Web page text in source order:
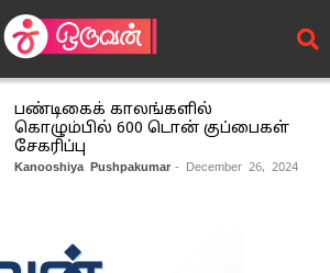
பண்டிகைக் காலங்களில்
கொழும்பில் 600 டொன் குப்பைகள்
சேகரிப்பு
Kanooshiya Pushpakumar - December 26, 2024